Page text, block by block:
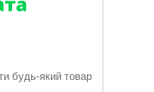
будь-який товар